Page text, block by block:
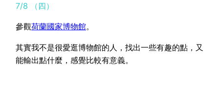
7/8 （四）
參觀荷蘭國家博物館。
其實我不是很愛逛博物館的人，找出一些有趣的點，又
能輸出點什麼，感覺比較有意義。